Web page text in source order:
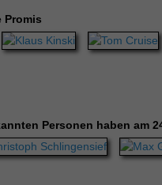
Promis
Personen haben am